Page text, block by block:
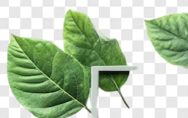
A plataforma criativa para você direcionar
seu melhor trabalho. Mais de 1 milhão de
assinantes entre criativos, empresas,